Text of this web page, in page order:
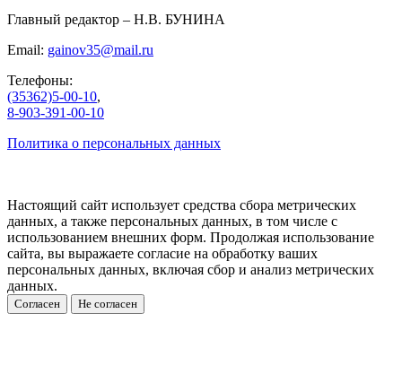
Главный редактор – Н.В. БУНИНА
Email: gainov35@mail.ru
Телефоны:
(35362)5-00-10,
8-903-391-00-10
Политика о персональных данных
Настоящий сайт использует средства сбора метрических
данных, а также персональных данных, в том числе с
использованием внешних форм. Продолжая использование
сайта, вы выражаете согласие на обработку ваших
персональных данных, включая сбор и анализ метрических
данных.
Согласен Не согласен